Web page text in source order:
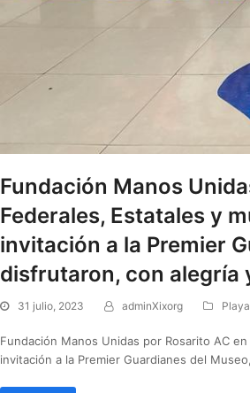
Fundación Manos
Federales, Estatales y
invitación a la Premier
disfrutaron, con alegría
31 julio, 2023 adminXixorg
Fundación Manos Unidas por Rosarito AC
invitación a la Premier Guardianes del